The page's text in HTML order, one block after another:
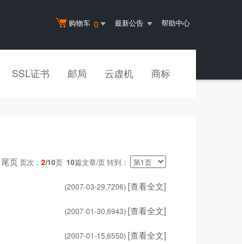
购物车 0 最新公告 帮助中心
SSL证书 邮局 云虚机 商标
尾页页次： 2/10页 10篇文章/页 转到：
(2007-03-29,7206) [查看全文]
(2007-01-30,6943) [查看全文]
(2007-01-15,6550) [查看全文]